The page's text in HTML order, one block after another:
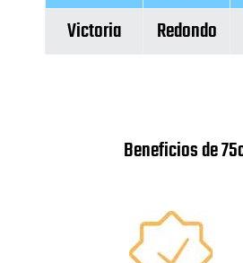
Victoria
Redondo
Beneficios de